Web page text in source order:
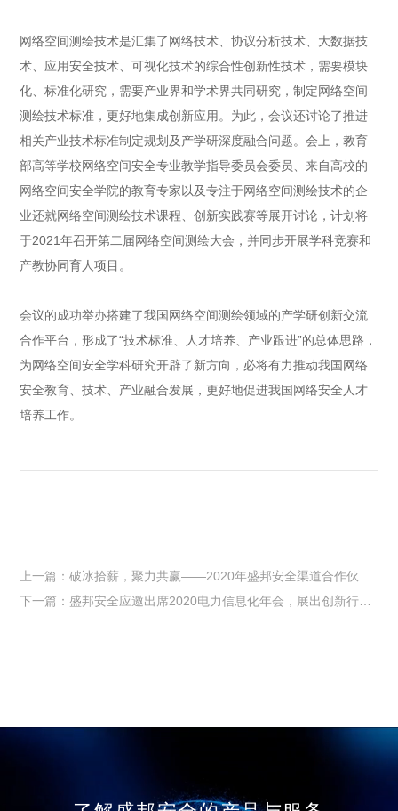
网络空间测绘技术是汇集了网络技术、协议分析技术、大数据技
术、应用安全技术、可视化技术的综合性创新性技术，需要模块
化、标准化研究，需要产业界和学术界共同研究，制定网络空间
测绘技术标准，更好地集成创新应用。为此，会议还讨论了推进
相关产业技术标准制定规划及产学研深度融合问题。会上，教育
部高等学校网络空间安全专业教学指导委员会委员、来自高校的
网络空间安全学院的教育专家以及专注于网络空间测绘技术的企
业还就网络空间测绘技术课程、创新实践赛等展开讨论，计划将
于2021年召开第二届网络空间测绘大会，并同步开展学科竞赛和
产教协同育人项目。
会议的成功举办搭建了我国网络空间测绘领域的产学研创新交流
合作平台，形成了“技术标准、人才培养、产业跟进”的总体思路，
为网络空间安全学科研究开辟了新方向，必将有力推动我国网络
安全教育、技术、产业融合发展，更好地促进我国网络安全人才
培养工作。